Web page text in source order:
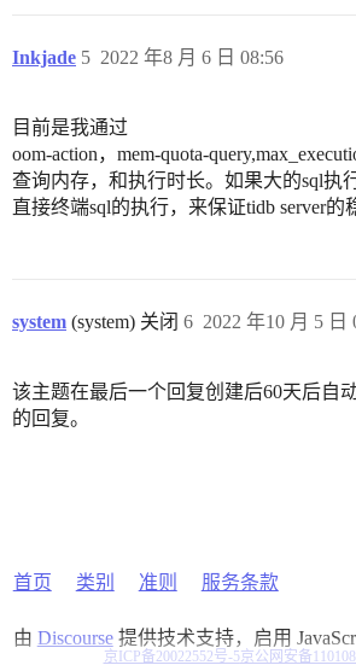
Inkjade 2022 年8 月 6 日 08:56
5
目前是我通过
oom-action，mem-quota-
查询内存，和执行时长。如果大的sql执
直接终端sql的执行，来保证tidb server的
system (system) 关闭 2022 年10 月 5 日
6
该主题在最后一个回复创建后60天后自
的回复。
首页 类别 准则 服务条款
由 Discourse提供技术支持，启用
京ICP备20022552号-5京公网安备